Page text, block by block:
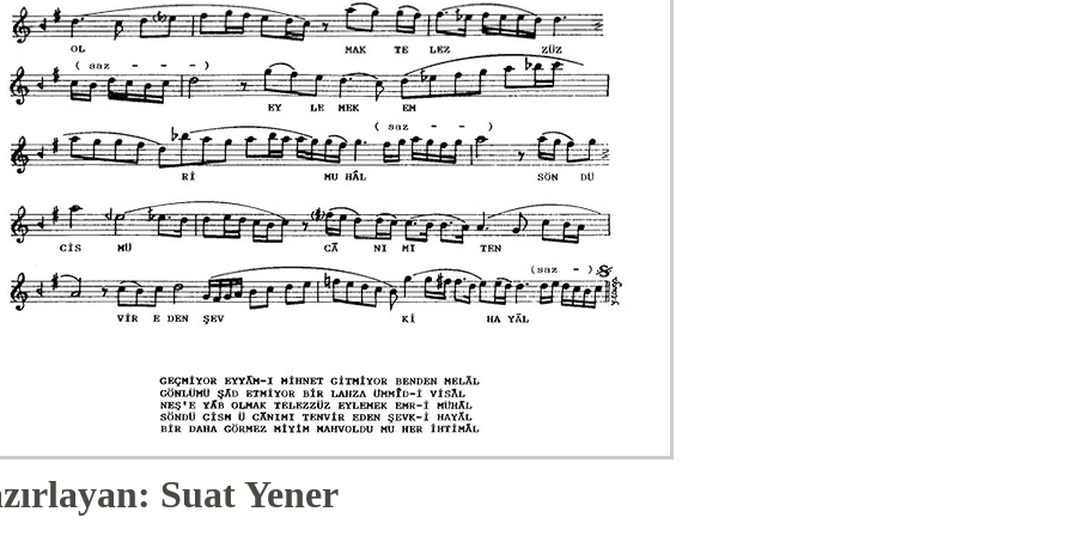
Suat Yener